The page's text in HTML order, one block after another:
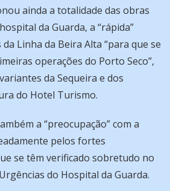
ainda a totalidade das obras
da Guarda, a “rápida”
Linha da Beira Alta “para que se
operações do Porto Seco”,
da Sequeira e dos
do Hotel Turismo.
a “preocupação” com a
pelos fortes
se têm verificado sobretudo no
do Hospital da Guarda.